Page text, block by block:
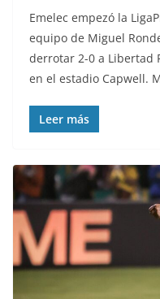
Emelec empezó la
equipo de Miguel
derrotar 2-0 a Libertad
en el estadio Capwell.
Leer más